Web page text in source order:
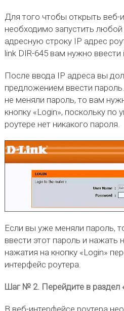
Для того чтобы открыть веб-
необходимо запустить любой
адресную строку IP адрес
link DIR-645 вам нужно ввести
После ввода IP адреса вы
предложением ввести
не меняли пароль, то вам
кнопку «Login», поскольку
роутере нет никакого пароля.
Если вы уже меняли пароль,
ввести этот пароль и нажать
нажатия на кнопку «Login»
интерфейс роутера.
Шаг № 2. Перейдите в раздел
В веб-интерфейсе роутера